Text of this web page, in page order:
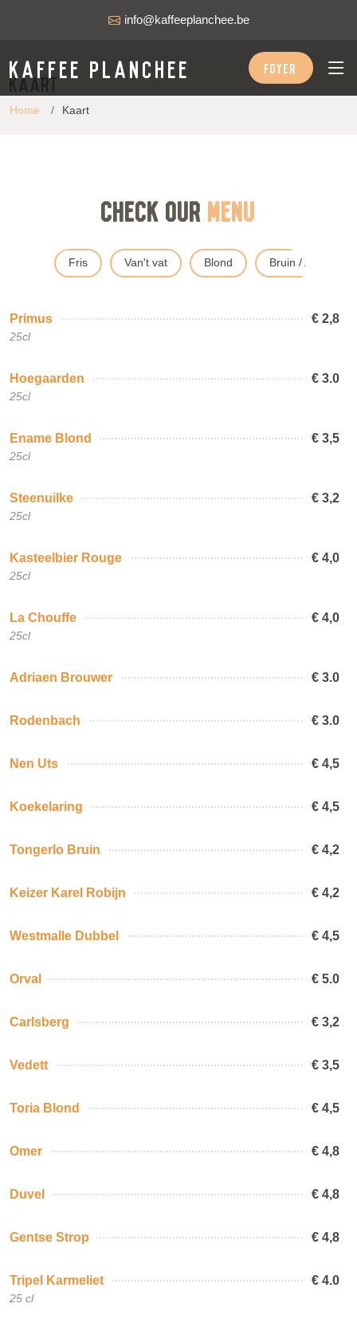
info@kaffeeplanchee.be
Kaffee Planchee FOYER
Kaart
Home Kaart
Check our Menu
Fris Van't vat Blond Bruin / Amber
Primus € 2,8
25cl
Hoegaarden € 3.0
25cl
Ename Blond € 3,5
25cl
Steenuilke € 3,2
25cl
Kasteelbier Rouge € 4,0
25cl
La Chouffe € 4,0
25cl
Adriaen Brouwer € 3.0
Rodenbach € 3.0
Nen Uts € 4,5
Koekelaring € 4,5
Tongerlo Bruin € 4,2
Keizer Karel Robijn € 4,2
Westmalle Dubbel € 4,5
Orval € 5.0
Carlsberg € 3,2
Vedett € 3,5
Toria Blond € 4,5
Omer € 4,8
Duvel € 4,8
Gentse Strop € 4,8
Tripel Karmeliet € 4.0
25 cl